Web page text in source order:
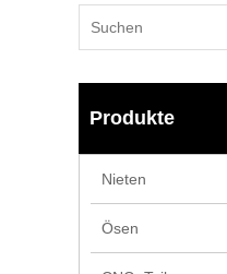
Produkte
Nieten
Ösen